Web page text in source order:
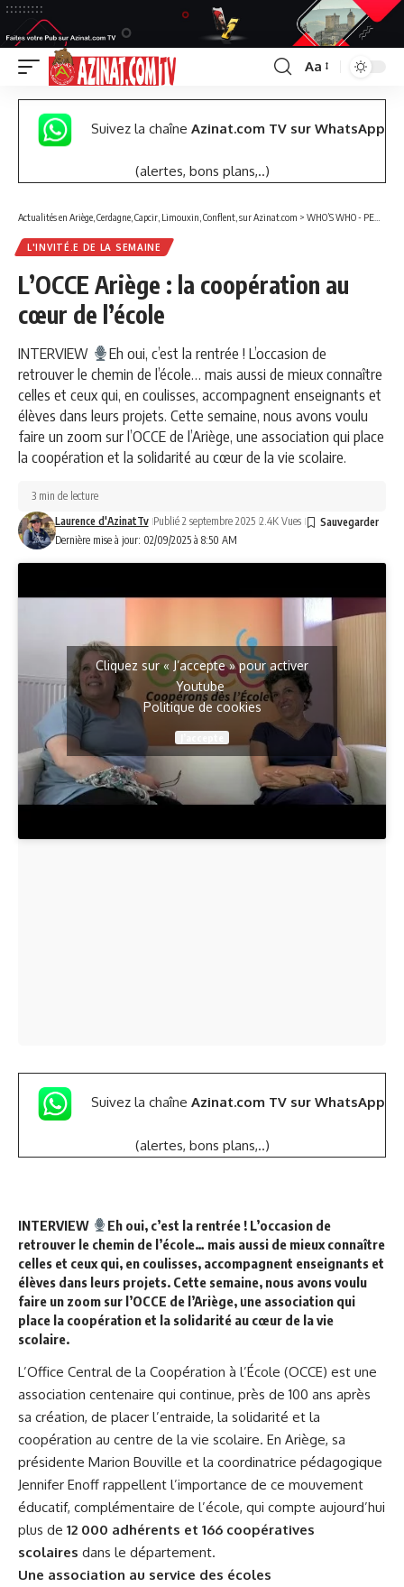
Font
Resizer
Aa
Suivez la chaîne Azinat.com TV sur WhatsApp
(alertes, bons plans,..)
Actualités en Ariège, Cerdagne, Capcir, Limouxin, Conflent, sur Azinat.com > WHO’S WHO - PERSONNALITÉS
L'INVITÉ.E DE LA SEMAINE
L’OCCE Ariège : la coopération au
cœur de l’école
INTERVIEW
Eh oui, c’est la rentrée ! L’occasion de
retrouver le chemin de l’école… mais aussi de mieux connaître
celles et ceux qui, en coulisses, accompagnent enseignants et
élèves dans leurs projets. Cette semaine, nous avons voulu
faire un zoom sur l’OCCE de l’Ariège, une association qui place
la coopération et la solidarité au cœur de la vie scolaire.
Dernière mise à jour: 02/09/2025 à 8:50 AM
Laurence d'AzinatTv Publié 2 septembre 2025 2.4K Vues
3 min de lecture
Cliquez sur « J’accepte » pour activer
Youtube
Politique de cookies
Suivez la chaîne Azinat.com TV sur WhatsApp
(alertes, bons plans,..)
INTERVIEW Eh oui, c’est la rentrée ! L’occasion de
retrouver le chemin de l’école… mais aussi de mieux connaître
celles et ceux qui, en coulisses, accompagnent enseignants et
élèves dans leurs projets. Cette semaine, nous avons voulu
faire un zoom sur l’OCCE de l’Ariège, une association qui
place la coopération et la solidarité au cœur de la vie
scolaire.
L’Office Central de la Coopération à l’École (OCCE) est une
association centenaire qui continue, près de 100 ans après
sa création, de placer l’entraide, la solidarité et la
coopération au centre de la vie scolaire. En Ariège, sa
présidente Marion Bouville et la coordinatrice pédagogique
Jennifer Enoff rappellent l’importance de ce mouvement
éducatif, complémentaire de l’école, qui compte aujourd’hui
plus de 12 000 adhérents et 166 coopératives
scolaires dans le département.
Une association au service des écoles